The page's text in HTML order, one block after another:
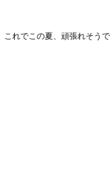
これでこの夏、頑張れそう